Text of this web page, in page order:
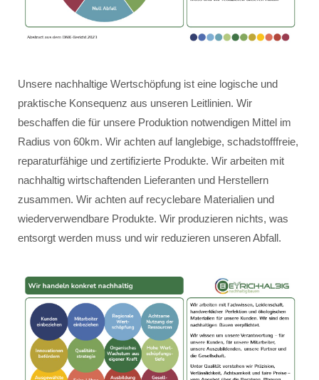
Unsere nachhaltige Wertschöpfung ist eine logische und
praktische Konsequenz aus unseren Leitlinien. Wir
beschaffen die für unsere Produktion notwendigen Mittel im
Radius von 60km. Wir achten auf langlebige, schadstofffreie,
reparaturfähige und zertifizierte Produkte. Wir arbeiten mit
nachhaltig wirtschaftenden Lieferanten und Herstellern
zusammen. Wir achten auf recyclebare Materialien und
wiederverwendbare Produkte. Wir produzieren nichts, was
entsorgt werden muss und wir reduzieren unseren Abfall.